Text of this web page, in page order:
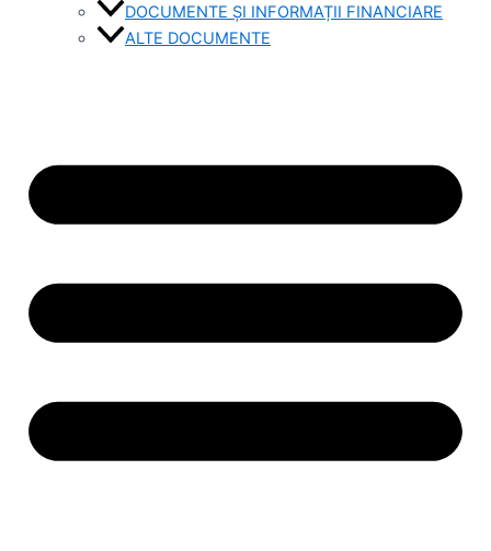
DOCUMENTE ȘI INFORMAȚII FINANCIARE
ALTE DOCUMENTE